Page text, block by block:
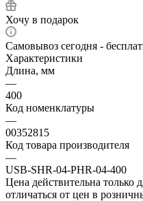
Хочу в подарок
Самовывоз сегодня -
Характеристики
Длина, мм
—
400
Код номенклатуры
—
00352815
Код товара производителя
—
USB-SHR-04-PHR-04-400
Цена действительна только
отличаться от цен в